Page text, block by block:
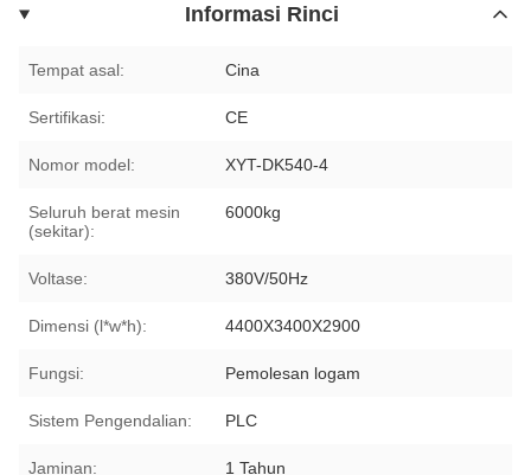
Informasi Rinci
Tempat asal: Cina
Sertifikasi: CE
Nomor model: XYT-DK540-4
Seluruh berat mesin
(sekitar):
6000kg
Voltase: 380V/50Hz
Dimensi (l*w*h): 4400X3400X2900
Fungsi: Pemolesan logam
Sistem Pengendalian: PLC
Jaminan: 1 Tahun